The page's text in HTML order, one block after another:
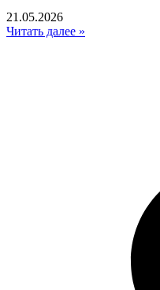
21.05.2026
Читать далее »